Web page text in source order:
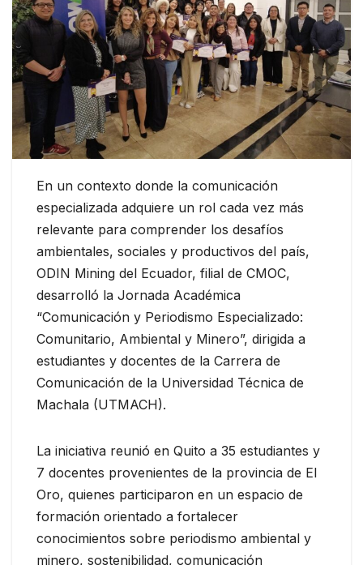
En un contexto donde la comunicación
especializada adquiere un rol cada vez más
relevante para comprender los desafíos
ambientales, sociales y productivos del país,
ODIN Mining del Ecuador, filial de CMOC,
desarrolló la Jornada Académica
“Comunicación y Periodismo Especializado:
Comunitario, Ambiental y Minero”, dirigida a
estudiantes y docentes de la Carrera de
Comunicación de la Universidad Técnica de
Machala (UTMACH).
La iniciativa reunió en Quito a 35 estudiantes y
7 docentes provenientes de la provincia de El
Oro, quienes participaron en un espacio de
formación orientado a fortalecer
conocimientos sobre periodismo ambiental y
minero, sostenibilidad, comunicación